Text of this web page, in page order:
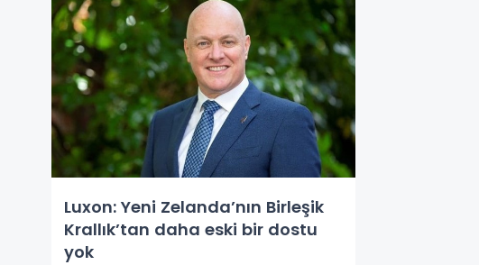
Luxon: Yeni Zelanda’nın Birleşik
Krallık’tan daha eski bir dostu
yok